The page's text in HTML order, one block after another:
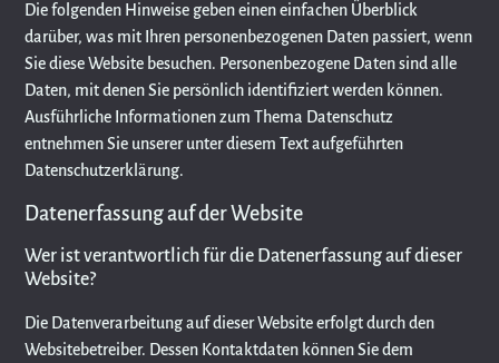
Die folgenden Hinweise geben einen einfachen Überblick
darüber, was mit Ihren personenbezogenen Daten passiert, wenn
Sie diese Website besuchen. Personenbezogene Daten sind alle
Daten, mit denen Sie persönlich identifiziert werden können.
Ausführliche Informationen zum Thema Datenschutz
entnehmen Sie unserer unter diesem Text aufgeführten
Datenschutzerklärung.
Datenerfassung auf der Website
Wer ist verantwortlich für die Datenerfassung auf dieser
Website?
Die Datenverarbeitung auf dieser Website erfolgt durch den
Websitebetreiber. Dessen Kontaktdaten können Sie dem